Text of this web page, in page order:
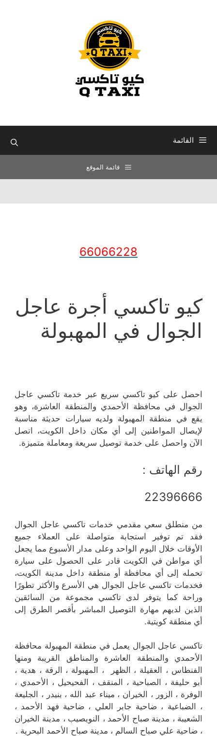
القائمة
قائمة الموقع
66066228
كيو تاكسي أجرة عاجل
الجوال في المهبولة
احصل على كيو تاكسي سريع عبر خدمة تاكسي عاجل
الجوال في محافظة الأحمدي والمنطقة العاشرة، وهو
يقع في منطقة المهبولة ولديه سيارات حديثة مناسبة
لإيصال المواطنين إلى أي مكان داخل الكويت، اتصل
الآن واحصل على خدمة توصيل سريعة ومعاملة متميزة.
رقم الهاتف :
22396666
من منطلق سعي مقدمي خدمات تاكسي عاجل الجوال
فقد تم توفير استجابة متواصلة على العملاء جميع
الأوقات خلال اليوم الواحد وعلى مدار الأسبوع مما يجعل
أي مواطن في الكويت قادر على الحصول على سيارة
تحمله إلى أي محافظة أو منطقة داخل مدينة الكويت،
فخدمات تاكسي عاجل الجوال هي الأسرع والأكثر تطورًا
وراحة كما يتوفر لدى تاكسي مجموعة من السائقين
الذين لديهم مهارة التوصيل المباشر بأقصر الطرق إلى
أي منطقة كويتية.
تاكسي عاجل الجوال يعمل في منطقة المهبولة محافظة
الأحمدي والمنطقة العاشرة والمناطق القريبة ‎ومنها
الفنطاس ، العقيلة ، الظهر ، المهبولة ، الرقة ، هدية ،
أبو حليفة ، الصباحية ، المنقف ، الفحيحيل ، الأحمدي ،
الوفرة ، الزور ، الخيران ، ميناء عبد الله ، بنيدر ، الجليعة
، الضباعية ، ضاحية جابر العلي ، ضاحية فهد الأحمد ،
الشعيبة ، مدينة صباح الأحمد ، النويصيب ، مدينة الخيران
، ضاحية علي صباح السالم ، مدينة صباح الأحمد البحرية .